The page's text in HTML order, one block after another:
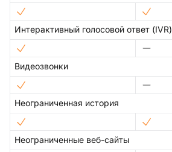
Интерактивный голосовой ответ (IVR)
Видеозвонки
Неограниченная история
Неограниченные веб-сайты